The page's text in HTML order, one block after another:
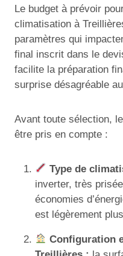
Le budget à prévoir
climatisation à
paramètres qui
final inscrit dans le
facilite la préparation
surprise désagréable
Avant toute sélection,
être pris en compte :
Type de
inverter, très
économies
est légèrement
Configuration